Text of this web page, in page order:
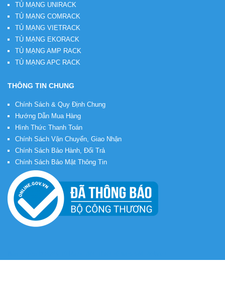
TỦ MẠNG UNIRACK
TỦ MẠNG COMRACK
TỦ MẠNG VIETRACK
TỦ MẠNG EKORACK
TỦ MẠNG AMP RACK
TỦ MẠNG APC RACK
THÔNG TIN CHUNG
Chính Sách & Quy Định Chung
Hướng Dẫn Mua Hàng
Hình Thức Thanh Toán
Chính Sách Vận Chuyển, Giao Nhận
Chính Sách Bảo Hành, Đổi Trả
Chính Sách Bảo Mật Thông Tin